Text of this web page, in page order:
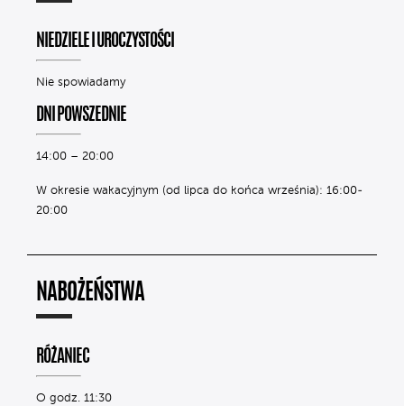
NIEDZIELE I UROCZYSTOŚCI
Nie spowiadamy
DNI POWSZEDNIE
14:00 – 20:00
W okresie wakacyjnym (od lipca do końca września): 16:00-
20:00
NABOŻEŃSTWA
RÓŻANIEC
O godz. 11:30